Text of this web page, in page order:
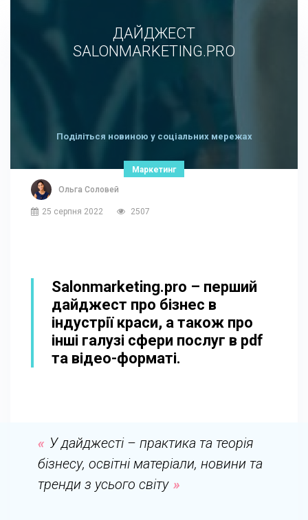
ДАЙДЖЕСТ
SALONMARKETING.PRO
Поділіться новиною у соціальних мережах
Маркетинг
Ольга Соловей
25 серпня 2022 2507
Salonmarketing.pro – перший
дайджест про бізнес в
індустрії краси, а також про
інші галузі сфери послуг в pdf
та відео-форматі.
У дайджесті – практика та теорія
бізнесу, освітні матеріали, новини та
тренди з усього світу